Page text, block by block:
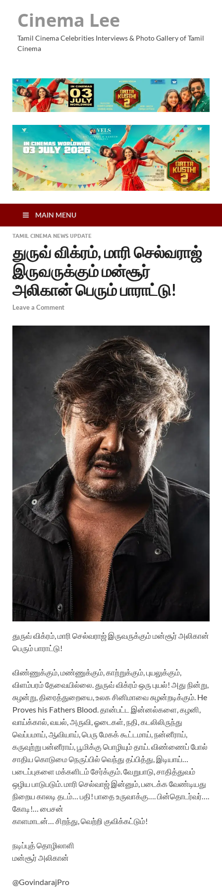
Cinema Lee
Tamil Cinema Celebrities Interviews & Photo Gallery of Tamil
Cinema
MAIN MENU
TAMIL CINEMA NEWS UPDATE
துருவ் விக்ரம், மாரி செல்வராஜ்
இருவருக்கும் மன்சூர்
அலிகான் பெரும் பாராட்டு!
Leave a Comment
துருவ் விக்ரம், மாரி செல்வராஜ் இருவருக்கும் மன்சூர் அலிகான்
பெரும் பாராட்டு!
விண்ணுக்கும், மண்ணுக்கும், காற்றுக்கும், புயலுக்கும்,
விளம்பரம் தேவையில்லை. துருவ் விக்ரம் ஒரு புயல்! அது நின்று,
சுழன்று, திரைத்துறையை, உலக சினிமாவை சுழன்றடிக்கும். He
Proves his Fathers Blood. தான்பட்ட இன்னல்களை, கழனி,
வாய்க்கால், வயல், அருவி, ஓடைகள், நதி, கடலிலிருந்து
வெப்பமாய், ஆவியாய், பெரு மேகக் கூட்டமாய், நன்னீராய்,
கருவுற்று பன்னீராய், பூமிக்கு பொழியும் தாய். விண்ணைப் போல்
சாதிய கொடுமை நெருப்பில் வெந்து தப்பித்து, இடியாய்…
படைப்புகளை மக்களிடம் சேர்க்கும். வேறுபாடு, சாதித்துவம்
ஒழிய பாடுபடும். மாரி செல்வாஜ் இன்னும், படைக்க வேண்டியது
நிறைய காலடி தடம்… பதி! பாதை உருவாக்கு…. பின்தொடர்வர்….
கோடி!… பைசன்
காளமாடன்… சிறந்து, வெற்றி குவிக்கட்டும்!
நடிப்புத் தொழிலாளி
மன்சூர் அலிகான்
@GovindarajPro